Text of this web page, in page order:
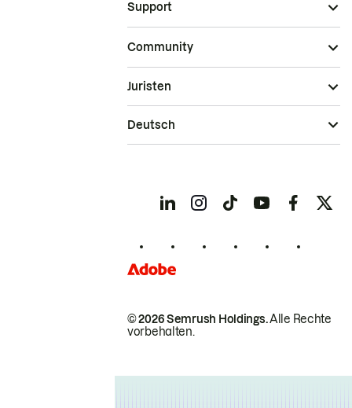
Support
Community
© 2026 Semrush Holdings.Alle Rechte
vorbehalten.
Juristen
Deutsch